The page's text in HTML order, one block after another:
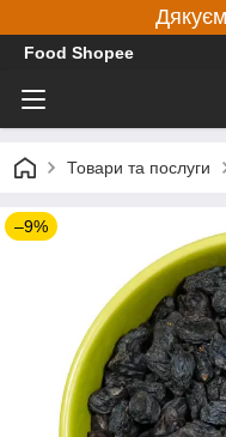
Food Shopee
Товари та послуги
–9%